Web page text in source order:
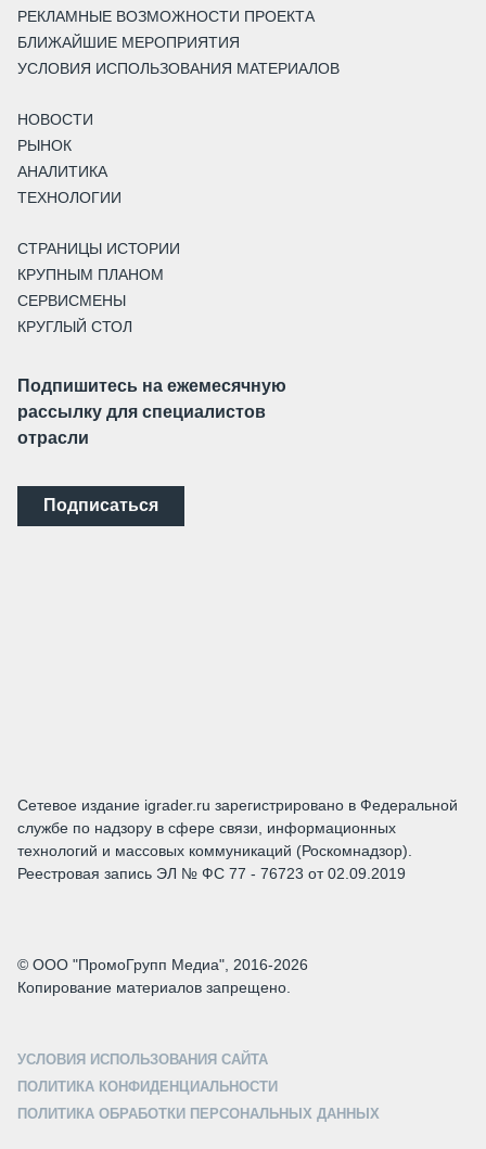
РЕКЛАМНЫЕ ВОЗМОЖНОСТИ ПРОЕКТА
БЛИЖАЙШИЕ МЕРОПРИЯТИЯ
УСЛОВИЯ ИСПОЛЬЗОВАНИЯ МАТЕРИАЛОВ
НОВОСТИ
РЫНОК
АНАЛИТИКА
ТЕХНОЛОГИИ
СТРАНИЦЫ ИСТОРИИ
КРУПНЫМ ПЛАНОМ
СЕРВИСМЕНЫ
КРУГЛЫЙ СТОЛ
Подпишитесь на ежемесячную
рассылку для специалистов
отрасли
Подписаться
Сетевое издание igrader.ru зарегистрировано в Федеральной
службе по надзору в сфере связи, информационных
технологий и массовых коммуникаций (Роскомнадзор).
Реестровая запись ЭЛ № ФС 77 - 76723 от 02.09.2019
© ООО "ПромоГрупп Медиа", 2016-2026
Копирование материалов запрещено.
УСЛОВИЯ ИСПОЛЬЗОВАНИЯ САЙТА
ПОЛИТИКА КОНФИДЕНЦИАЛЬНОСТИ
ПОЛИТИКА ОБРАБОТКИ ПЕРСОНАЛЬНЫХ ДАННЫХ